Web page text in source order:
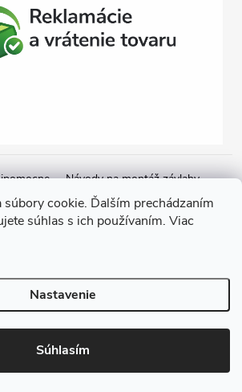
cookie. Ďalším prechádzaním
súhlas s ich používaním. Viac
Nastavenie
Súhlasím
Návody na montáž závlahy
závlahu
Blogové články
Čerpacie zostavy
Ponorné čerpadlá
Vytvoril Shoptet
STREET. Všetky práva vyhradené.